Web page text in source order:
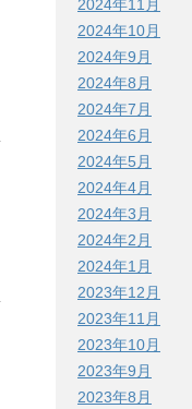
2024年11月
2024年10月
2024年9月
2024年8月
2024年7月
2024年6月
2024年5月
2024年4月
2024年3月
2024年2月
2024年1月
2023年12月
2023年11月
2023年10月
2023年9月
2023年8月